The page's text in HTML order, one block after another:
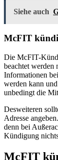
Siehe auch
McFIT
Die McFIT-
beachtet werden
Informationen
werden kann
unbedingt die
Desweiteren
Adresse
denn bei
Kündigung
McFIT